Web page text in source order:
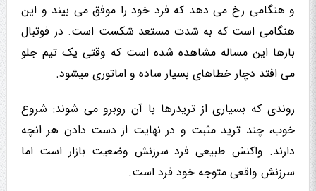
و هنگامی رخ می دهد که فرد خود را موفق می بیند و این
هنگامی است که به شدت مستعد شکست است. در فوتبال
بارها این مساله مشاهده شده است که وقتی یک تیم جلو
می افتد دچار خطاهای بسیار ساده و اماتوری میشود.
روندی که بسیاری از تریدرها با آن روبرو می شوند: شروع
خوب، چند ترید مثبت و در نهایت از دست دادن هر انچه
دارند. واکنش طبیعی فرد سرزنش وضعیت بازار است اما
سرزنش واقعی متوجه خود فرد است.